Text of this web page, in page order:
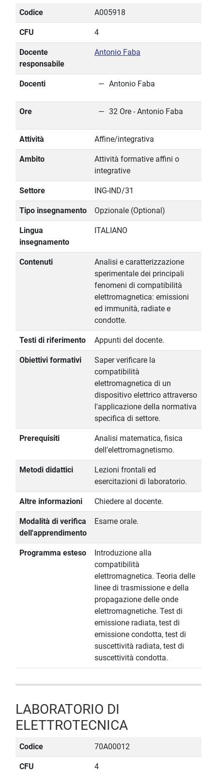
Codice A005918
CFU 4
Docente
responsabile
Antonio Faba
Docenti Antonio Faba
Ore 32 Ore - Antonio Faba
Attività Affine/integrativa
Ambito
Attività formative affini o
integrative
Settore ING-IND/31
Tipo insegnamento Opzionale (Optional)
Lingua
insegnamento
ITALIANO
Contenuti
Analisi e caratterizzazione
sperimentale dei principali
fenomeni di compatibilità
elettromagnetica: emissioni
ed immunità, radiate e
condotte.
Testi di riferimento Appunti del docente.
Obiettivi formativi
Saper verificare la
compatibilità
elettromagnetica di un
dispositivo elettrico attraverso
l'applicazione della normativa
specifica di settore.
Prerequisiti
Analisi matematica, fisica
dell'elettromagnetismo.
Metodi didattici
Lezioni frontali ed
esercitazioni di laboratorio.
Altre informazioni Chiedere al docente.
Modalità di verifica
dell'apprendimento
Esame orale.
Programma esteso
Introduzione alla
compatibilità
elettromagnetica. Teoria delle
linee di trasmissione e della
propagazione delle onde
elettromagnetiche. Test di
emissione radiata, test di
emissione condotta, test di
suscettività radiata, test di
suscettività condotta.
LABORATORIO DI
ELETTROTECNICA
Codice 70A00012
CFU 4